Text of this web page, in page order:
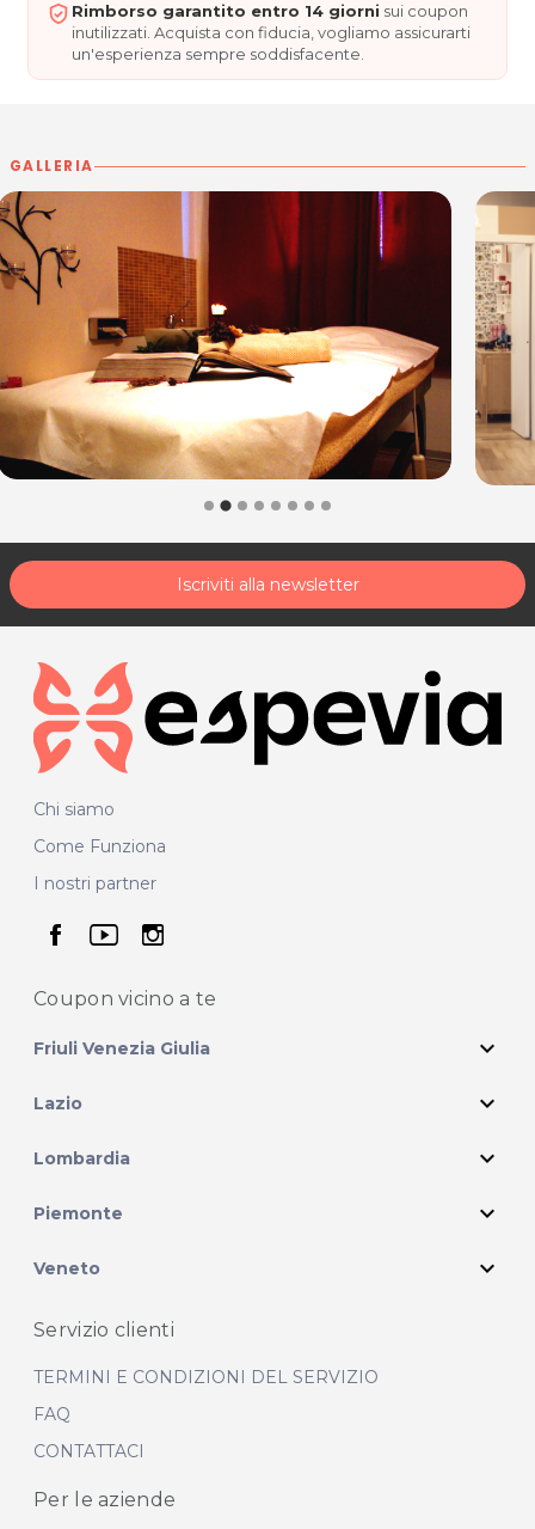
Rimborso garantito entro 14 giorni sui coupon
inutilizzati. Acquista con fiducia, vogliamo assicurarti
un'esperienza sempre soddisfacente.
GALLERIA
Iscriviti alla newsletter
Chi siamo
Come Funziona
I nostri partner
seguici su facebook
seguici su youtube
seguici su instagram
Coupon vicino a te
Friuli Venezia Giulia expand_more
Lazio expand_more
Lombardia expand_more
Piemonte expand_more
Veneto expand_more
Servizio clienti
TERMINI E CONDIZIONI DEL SERVIZIO
FAQ
CONTATTACI
Per le aziende